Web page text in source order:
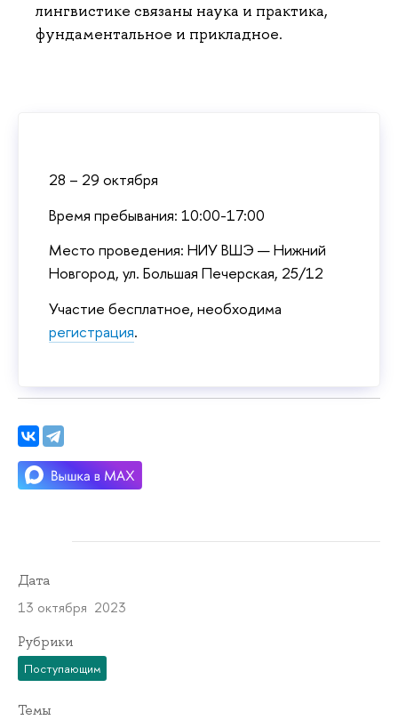
лингвистике связаны наука и практика,
фундаментальное и прикладное.
28 – 29 октября
Время пребывания: 10:00-17:00
Место проведения: НИУ ВШЭ — Нижний
Новгород, ул. Большая Печерская, 25/12
Участие бесплатное, необходима
регистрация.
Дата
13 октября 2023
Рубрики
Поступающим
Темы